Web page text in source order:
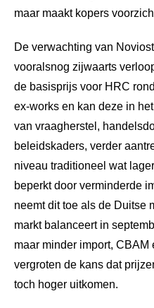
maar maakt kopers
De verwachting van
vooralsnog zijwaarts
de basisprijs voor HRC
ex-works en kan deze in
van vraagherstel,
beleidskaders, verder
niveau traditioneel wat
beperkt door verminderde
neemt dit toe als de Duitse
markt balanceert in
maar minder import,
vergroten de kans dat
toch hoger uitkomen.